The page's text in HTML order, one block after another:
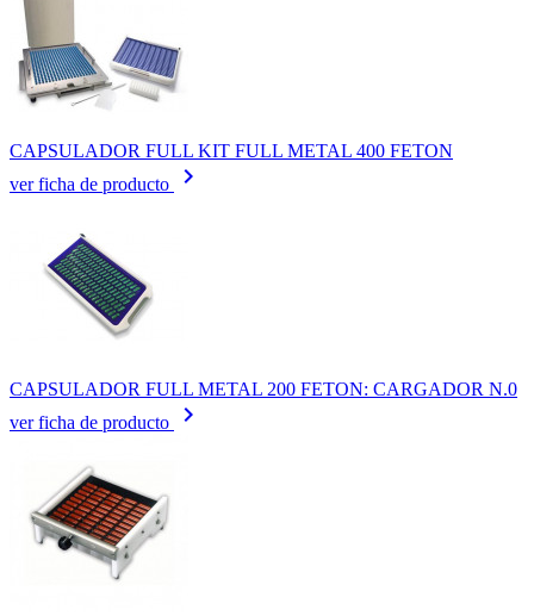
CAPSULADOR FULL KIT FULL METAL 400 FETON
ver ficha de producto
keyboard_arrow_right
CAPSULADOR FULL METAL 200 FETON: CARGADOR N.0
ver ficha de producto
keyboard_arrow_right